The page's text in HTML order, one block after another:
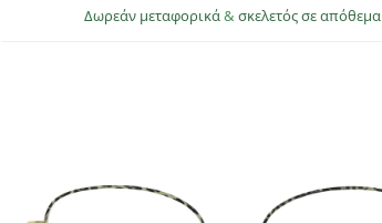
Δωρεάν μεταφορικά& σκελετός σε απόθεμα